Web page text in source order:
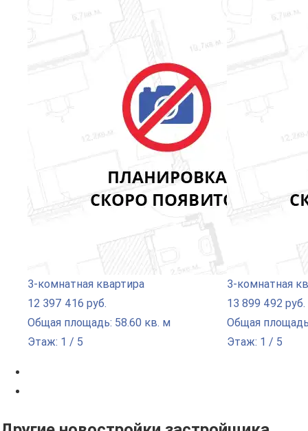
3-комнатная квартира
12 397 416 руб.
Общая площадь: 58.60 кв. м
Этаж: 1 / 5
3-комнатная
13 899 492 руб.
Общая
Этаж: 1 / 5